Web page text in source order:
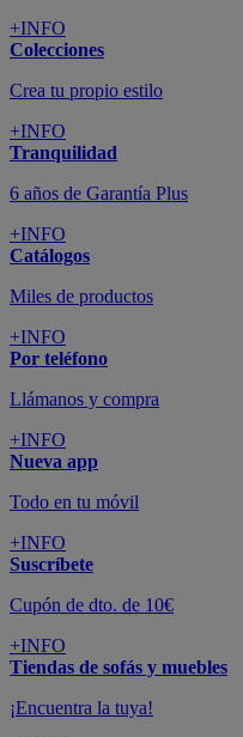
+INFO
Colecciones
Crea tu propio estilo
+INFO
Tranquilidad
6 años de Garantía Plus
+INFO
Catálogos
Miles de productos
+INFO
Por teléfono
Llámanos y compra
+INFO
Nueva app
Todo en tu móvil
+INFO
Suscríbete
Cupón de dto. de 10€
+INFO
Tiendas de sofás y muebles
¡Encuentra la tuya!